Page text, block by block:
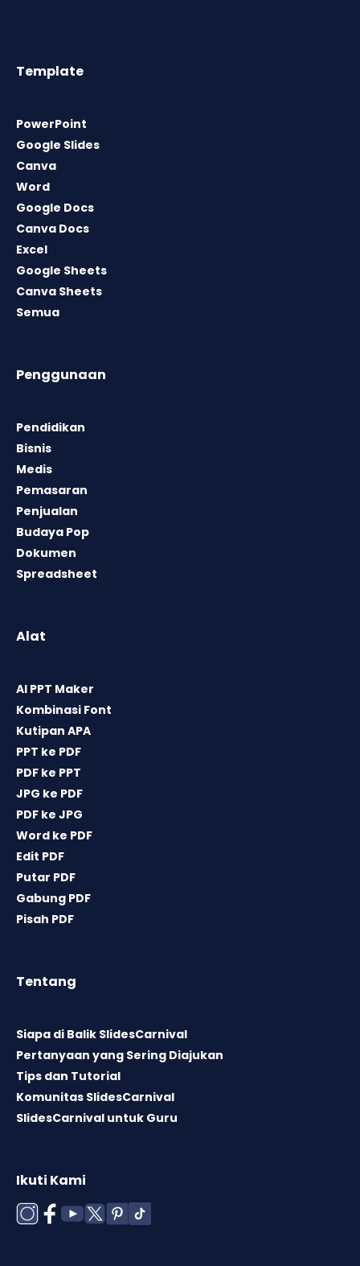
Template
PowerPoint
Google Slides
Canva
Word
Google Docs
Canva Docs
Excel
Google Sheets
Canva Sheets
Semua
Penggunaan
Pendidikan
Bisnis
Medis
Pemasaran
Penjualan
Budaya Pop
Dokumen
Spreadsheet
Alat
AI PPT Maker
Kombinasi Font
Kutipan APA
PPT ke PDF
PDF ke PPT
JPG ke PDF
PDF ke JPG
Word ke PDF
Edit PDF
Putar PDF
Gabung PDF
Pisah PDF
Tentang
Siapa di Balik SlidesCarnival
Pertanyaan yang Sering Diajukan
Tips dan Tutorial
Komunitas SlidesCarnival
SlidesCarnival untuk Guru
Ikuti Kami